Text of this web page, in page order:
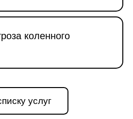
коленного
услуг